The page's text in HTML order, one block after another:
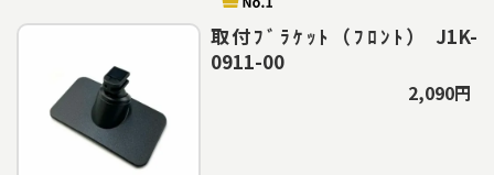
取付ﾌﾞﾗｹｯﾄ（ﾌﾛﾝﾄ） J1K-
0911-00
2,090円